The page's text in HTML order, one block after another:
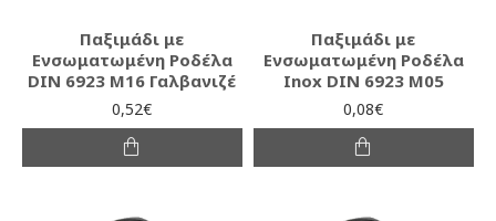
Παξιμάδι με
Ενσωματωμένη Ροδέλα
DIN 6923 Μ16 Γαλβανιζέ
0,52€
Παξιμάδι με
Ενσωματωμένη Ροδέλα
Inox DIN 6923 M05
0,08€